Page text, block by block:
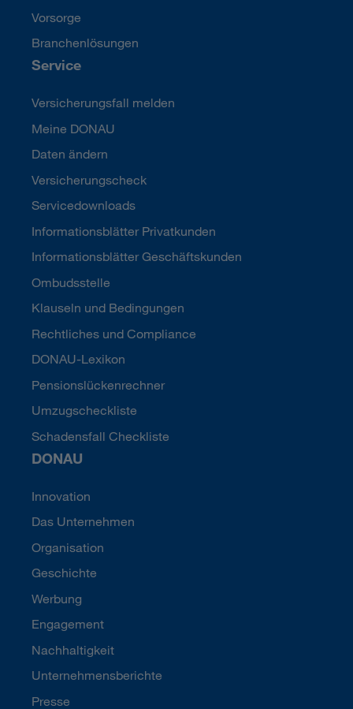
Vorsorge
Branchenlösungen
Service
Versicherungsfall melden
Meine DONAU
Daten ändern
Versicherungscheck
Servicedownloads
Informationsblätter Privatkunden
Informationsblätter Geschäftskunden
Ombudsstelle
Klauseln und Bedingungen
Rechtliches und Compliance
DONAU-Lexikon
Pensionslückenrechner
Umzugscheckliste
Schadensfall Checkliste
DONAU
Innovation
Das Unternehmen
Organisation
Geschichte
Werbung
Engagement
Nachhaltigkeit
Unternehmensberichte
Presse